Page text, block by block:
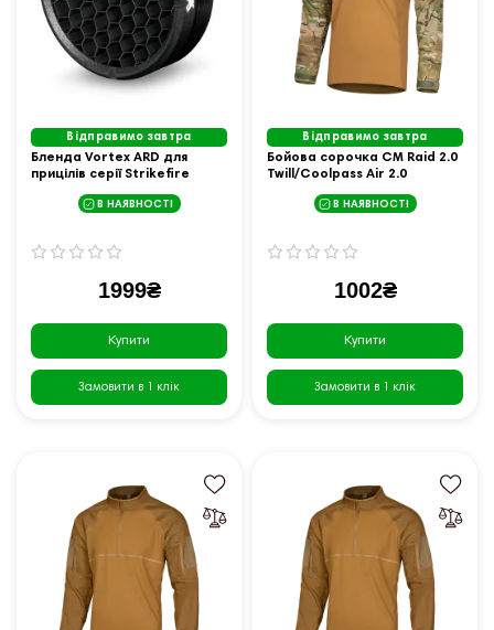
Відправимо завтра
Бленда Vortex ARD для
прицілів серії Strikefire
В НАЯВНОСТІ
1999₴
Купити
Замовити в 1 клік
Відправимо завтра
Бойова сорочка CM Raid 2.0
Twill/Coolpass Air 2.0
В НАЯВНОСТІ
1002₴
Купити
Замовити в 1 клік